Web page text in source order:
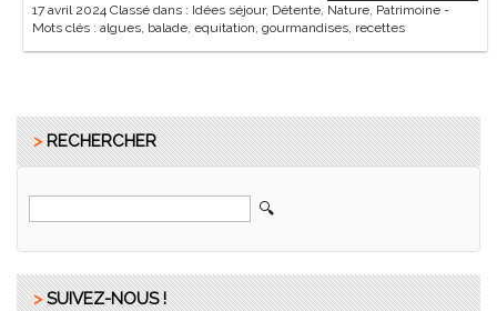
17 avril 2024 Classé dans : Idées séjour, Détente, Nature, Patrimoine-
Mots clés : algues, balade, equitation gourmandises, recettes
>RECHERCHER
>SUIVEZ-NOUS !